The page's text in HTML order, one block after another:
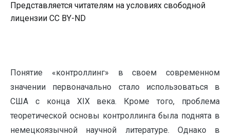
Представляется читателям на условиях свободной
лицензии CC BY-ND
Понятие «контроллинг» в своем современном
значении первоначально стало использоваться в
США с конца XIX века. Кроме того, проблема
теоретической основы контроллинга была поднята в
немецкоязычной научной литературе. Однако в